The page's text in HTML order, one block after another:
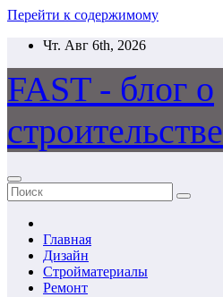
Перейти к содержимому
Чт. Авг 6th, 2026
FAST - блог о
строительстве
Главная
Дизайн
Стройматериалы
Ремонт